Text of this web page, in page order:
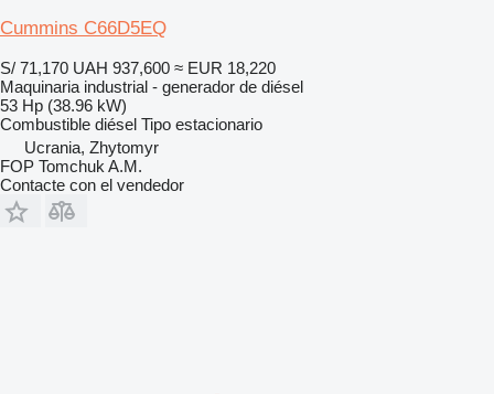
Cummins C66D5EQ
S/ 71,170 UAH 937,600 ≈ EUR 18,220
Maquinaria industrial - generador de diésel
53 Hp (38.96 kW)
Combustible diésel Tipo estacionario
Ucrania, Zhytomyr
FOP Tomchuk A.M.
Contacte con el vendedor